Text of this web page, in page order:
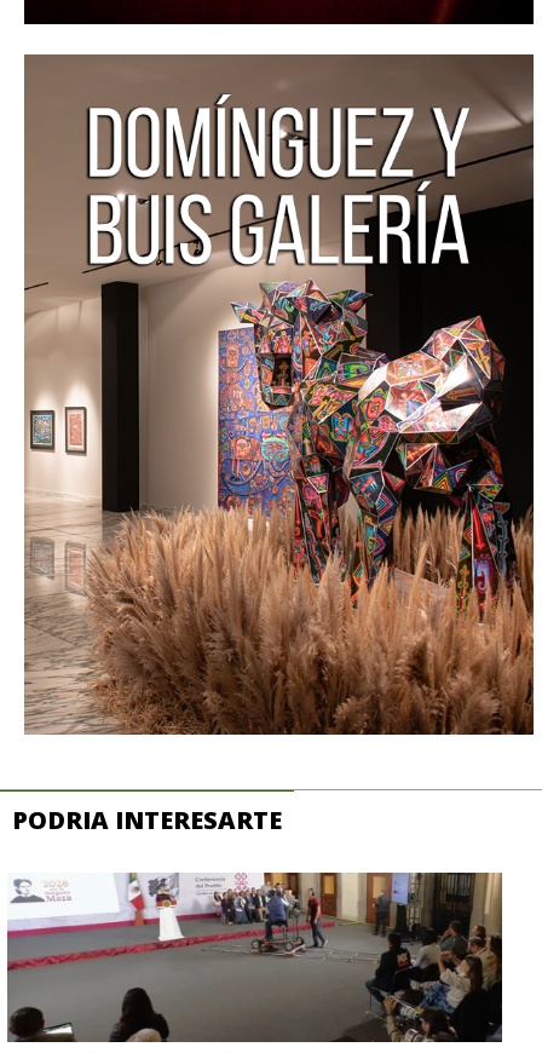
PODRIA INTERESARTE